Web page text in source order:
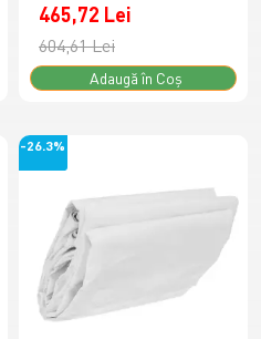
465,72 Lei
604,61 Lei
Adaugă în Coş
-26.3%